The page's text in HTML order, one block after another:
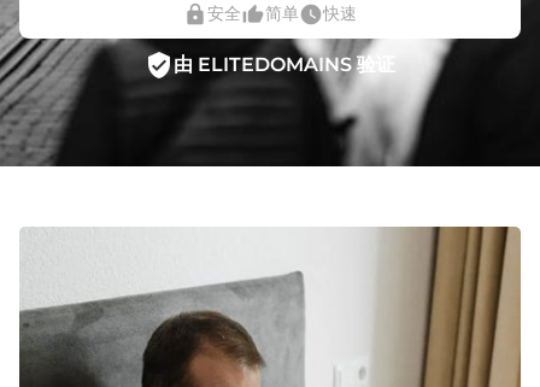
lock安全thumb_up_alt简单watch_later快速
verified_user由 ELITEDOMAINS 验证